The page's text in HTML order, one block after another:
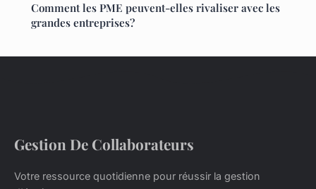
Comment les PME peuvent-elles rivaliser avec les
grandes entreprises?
Gestion De Collaborateurs
Votre ressource quotidienne pour réussir la gestion